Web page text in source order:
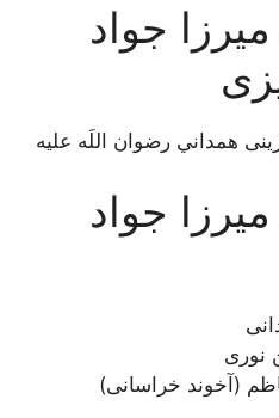
جواد
همداني رضوان اللَه علیه
جواد
نوری
(آخوند خراسانی)